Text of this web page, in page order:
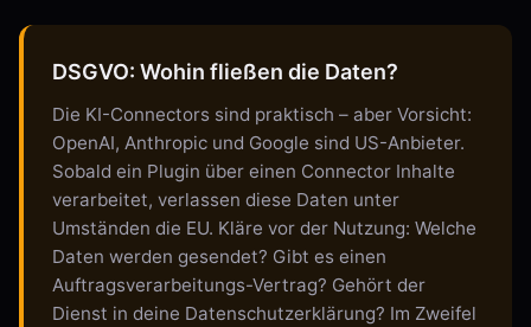
DSGVO: Wohin fließen die Daten?
Die KI-Connectors sind praktisch – aber Vorsicht:
OpenAI, Anthropic und Google sind US-Anbieter.
Sobald ein Plugin über einen Connector Inhalte
verarbeitet, verlassen diese Daten unter
Umständen die EU. Kläre vor der Nutzung: Welche
Daten werden gesendet? Gibt es einen
Auftragsverarbeitungs-Vertrag? Gehört der
Dienst in deine Datenschutzerklärung? Im Zweifel